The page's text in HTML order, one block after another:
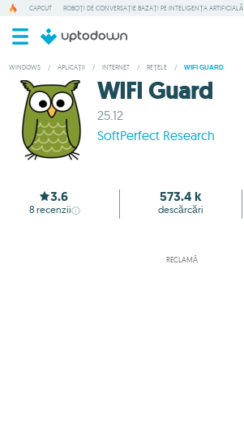
CAPCUT ROBOȚI DE CONVERSAȚIE BAZAȚI PE INTELIGENȚA ARTIFICIALĂ
WINDOWS / APLICAȚII / INTERNET / REȚELE / WIFI GUARD
WIFI Guard
25.12
SoftPerfect Research
3.6
8 recenzii
573.4 k
descărcări
RECLAMĂ